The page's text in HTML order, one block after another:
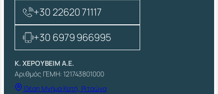
Ε
Κ
Υ
Α
Θ
Ι
Ο
Ι
Ν
Ο
+30 22620 71117
+30 6979 966995
Κ. ΧΕΡΟΥΒΕΙΜ Α.Ε.
Αριθμός ΓΕΜΗ: 121743801000
Θέση Μνήμα Κατή, Ριτσώνα